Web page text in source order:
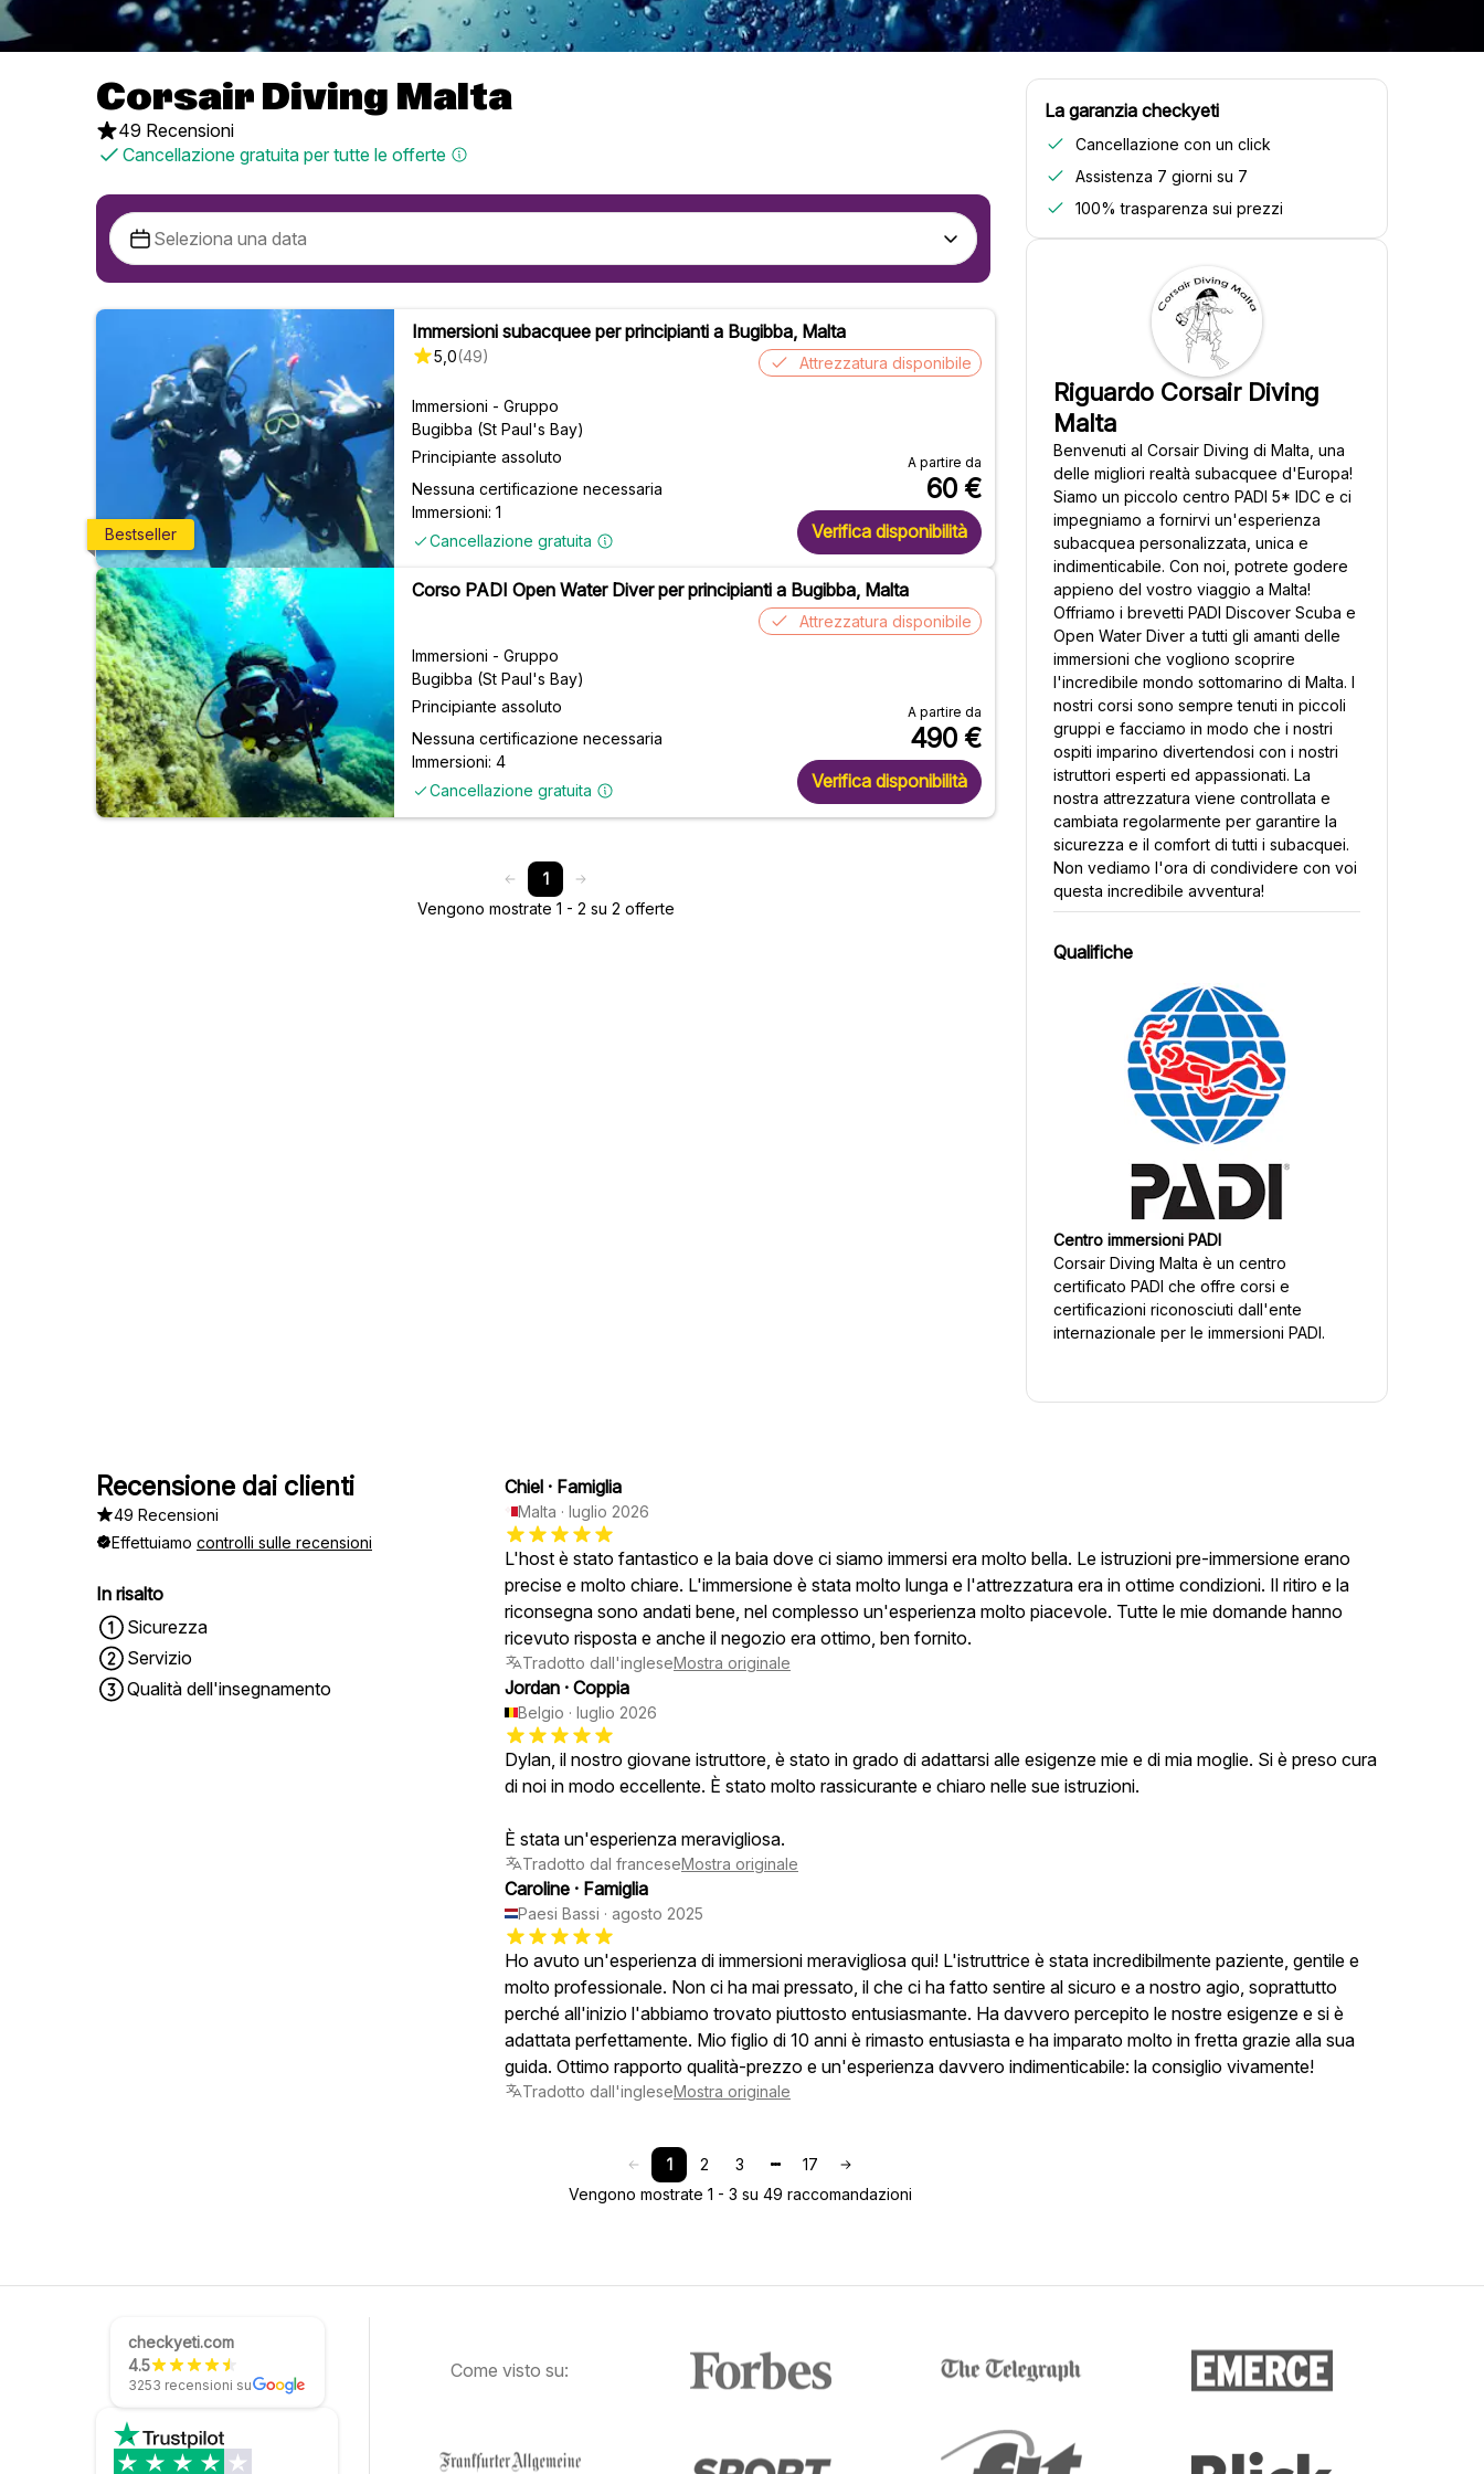
Corsair Diving Malta
49 Recensioni
Cancellazione gratuita per tutte le offerte
Bestseller
Immersioni subacquee per principianti a Bugibba, Malta
5,0(49)
Immersioni - Gruppo
Bugibba (St Paul's Bay)
Principiante assoluto
Nessuna certificazione necessaria
Immersioni: 1
Cancellazione gratuita
Attrezzatura disponibile
A partire da
60 €
Verifica disponibilità
Corso PADI Open Water Diver per principianti a Bugibba, Malta
Immersioni - Gruppo
Bugibba (St Paul's Bay)
Principiante assoluto
Nessuna certificazione necessaria
Immersioni: 4
Cancellazione gratuita
Attrezzatura disponibile
A partire da
490 €
Verifica disponibilità
1
Vengono mostrate 1 - 2 su 2 offerte
La garanzia checkyeti
Cancellazione con un click
Assistenza 7 giorni su 7
100% trasparenza sui prezzi
Riguardo Corsair Diving
Malta
Benvenuti al Corsair Diving di Malta, una
delle migliori realtà subacquee d'Europa!
Siamo un piccolo centro PADI 5* IDC e ci
impegniamo a fornirvi un'esperienza
subacquea personalizzata, unica e
indimenticabile. Con noi, potrete godere
appieno del vostro viaggio a Malta!
Offriamo i brevetti PADI Discover Scuba e
Open Water Diver a tutti gli amanti delle
immersioni che vogliono scoprire
l'incredibile mondo sottomarino di Malta. I
nostri corsi sono sempre tenuti in piccoli
gruppi e facciamo in modo che i nostri
ospiti imparino divertendosi con i nostri
istruttori esperti ed appassionati. La
nostra attrezzatura viene controllata e
cambiata regolarmente per garantire la
sicurezza e il comfort di tutti i subacquei.
Non vediamo l'ora di condividere con voi
questa incredibile avventura!
Qualifiche
Centro immersioni PADI
Corsair Diving Malta è un centro
certificato PADI che offre corsi e
certificazioni riconosciuti dall'ente
internazionale per le immersioni PADI.
Recensione dai clienti
49 Recensioni
Effettuiamo controlli sulle recensioni
In risalto
Sicurezza
Servizio
Qualità dell'insegnamento
Chiel · Famiglia
Malta · luglio 2026
L'host è stato fantastico e la baia dove ci siamo immersi era molto bella. Le istruzioni pre-immersione erano
precise e molto chiare. L'immersione è stata molto lunga e l'attrezzatura era in ottime condizioni. Il ritiro e la
riconsegna sono andati bene, nel complesso un'esperienza molto piacevole. Tutte le mie domande hanno
ricevuto risposta e anche il negozio era ottimo, ben fornito.
Tradotto dall'ingleseMostra originale
Jordan · Coppia
Belgio · luglio 2026
Dylan, il nostro giovane istruttore, è stato in grado di adattarsi alle esigenze mie e di mia moglie. Si è preso cura
di noi in modo eccellente. È stato molto rassicurante e chiaro nelle sue istruzioni.
È stata un'esperienza meravigliosa.
Tradotto dal franceseMostra originale
Caroline · Famiglia
Paesi Bassi · agosto 2025
Ho avuto un'esperienza di immersioni meravigliosa qui! L'istruttrice è stata incredibilmente paziente, gentile e
molto professionale. Non ci ha mai pressato, il che ci ha fatto sentire al sicuro e a nostro agio, soprattutto
perché all'inizio l'abbiamo trovato piuttosto entusiasmante. Ha davvero percepito le nostre esigenze e si è
adattata perfettamente. Mio figlio di 10 anni è rimasto entusiasta e ha imparato molto in fretta grazie alla sua
guida. Ottimo rapporto qualità-prezzo e un'esperienza davvero indimenticabile: la consiglio vivamente!
Tradotto dall'ingleseMostra originale
1 2 3
17
Vengono mostrate 1 - 3 su 49 raccomandazioni
checkyeti.com
4.5
3253 recensioni su
Come visto su: